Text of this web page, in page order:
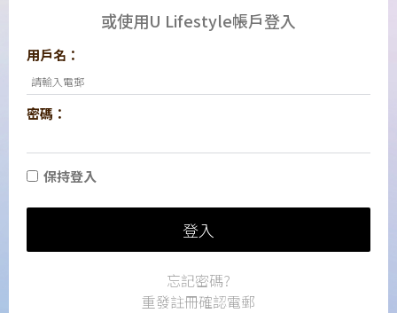
或使用U Lifestyle帳戶登入
用戶名：
密碼：
保持登入
登入
忘記密碼?
重發註冊確認電郵